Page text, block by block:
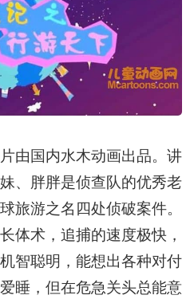
由国内水木动画出品。讲
、胖胖是侦查队的优秀老
旅游之名四处侦破案件。
体术，追捕的速度极快，
智聪明，能想出各种对付
睡，但在危急关头总能意